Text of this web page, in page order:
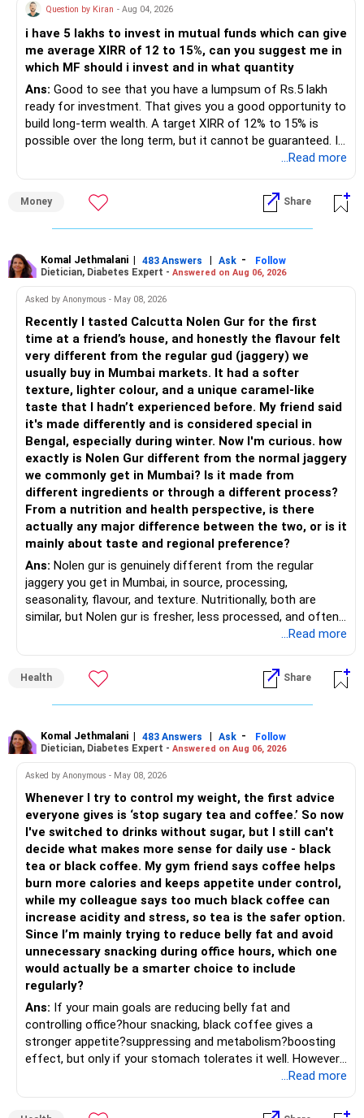
– Shares worth Rs.20 lakhs can create wealth if the
portfolio quality is good.
– Government bonds of Rs.60 lakhs give stability and
regular income.
– No debt is a big positive.
– Monthly expenses of around Rs.25,000 are well under
– Overall, your financial position looks healthy.
– Continue investing through SIPs every month.
– Add exposure to Large & Mid Cap Funds.
– Keep a meaningful allocation to Mid Cap Funds.
– Add a limited allocation to Small Cap Funds for long-term
wealth creation.
– Avoid putting too much into one category.
– Invest consistently in all market conditions.
– Increase SIP amount every year with salary hikes.
» Asset Allocation Review
– Your government bond allocation is relatively high.
– This gives good safety but may reduce long-term wealth
– Future surplus can be directed more towards equity
mutual funds.
– Avoid making sudden changes to existing investments.
– Shift gradually based on your comfort level.
» Share Portfolio Review
– Review every stock once a year.
– Remove weak businesses if required.
– Avoid holding too many stocks.
– Focus on quality over quantity.
– If managing stocks becomes difficult, future
investments can be routed through mutual funds.
» Emergency Planning
– Keep around 6 to 12 months of expenses in liquid
– Keep this amount separate from long-term investments.
Question by Kiran - Aug 04, 2026
i have 5 lakhs to invest in mutual funds which can give
me average XIRR of 12 to 15%, can you suggest me in
which MF should i invest and in what quantity
Ans: Good to see that you have a lumpsum of Rs.5 lakh
ready for investment. That gives you a good opportunity to
build long-term wealth. A target XIRR of 12% to 15% is
possible over the long term, but it cannot be guaranteed. It
depends on market conditions, investment period and
» My Assessment
equity mutual fund portfolio is a suitable choice.
– Avoid putting the entire amount into one fund category.
– A diversified portfolio helps reduce risk and improves
consistency.
» Suggested Allocation
– Flexi Cap Fund – 35% (Rs.1.75 lakh)
Invests across large, mid and small companies.
Provides flexibility as market conditions change.
– Large & Mid Cap Fund – 25% (Rs.1.25 lakh)
Gives stability from large companies.
Adds growth through quality mid-cap stocks.
– Mid Cap Fund – 20% (Rs.1.00 lakh)
Good wealth creation potential.
– Small Cap Fund – 10% (Rs.50,000)
Higher risk but higher return potential.
– Multi Asset Fund – 10% (Rs.50,000)
Helps reduce overall portfolio volatility.
» Should You Invest All At Once?
– If the money is already available and your horizon is long,
investing in a staggered manner over 3 to 6 months can
reduce timing risk.
– Keep the uninvested amount in a liquid mutual fund until
deployment.
» Return Expectations
– A well-managed diversified portfolio has the potential to
generate around 12% to 15% XIRR over a long period.
– Some years may even give negative returns. Patience is
...Read more
Money Share
Komal Jethmalani | 483 Answers | Ask -
Follow
Dietician, Diabetes Expert - Answered on Aug 06, 2026
Asked by Anonymous - May 08, 2026
Recently I tasted Calcutta Nolen Gur for the first
time at a friend’s house, and honestly the flavour felt
very different from the regular gud (jaggery) we
usually buy in Mumbai markets. It had a softer
texture, lighter colour, and a unique caramel-like
taste that I hadn’t experienced before. My friend said
it's made differently and is considered special in
Bengal, especially during winter. Now I'm curious. how
exactly is Nolen Gur different from the normal jaggery
we commonly get in Mumbai? Is it made from
different ingredients or through a different process?
From a nutrition and health perspective, is there
actually any major difference between the two, or is it
mainly about taste and regional preference?
Ans: Nolen gur is genuinely different from the regular
jaggery you get in Mumbai, in source, processing,
seasonality, flavour, and texture. Nutritionally, both are
similar, but Nolen gur is fresher, less processed, and often
lower in mineral impurities, which gives it that clean,
palm sap vs sugarcane in normal jaggery. Nutritionally, both
are similar. Nolen gur is not a “healthier” sweetener. It is
simply fresher, more artisanal and more flavourful
seasonal , handcrafted and made from date palm sap (rare
outside Bengal)
...Read more
Health Share
Komal Jethmalani | 483 Answers | Ask -
Follow
Dietician, Diabetes Expert - Answered on Aug 06, 2026
Asked by Anonymous - May 08, 2026
Whenever I try to control my weight, the first advice
everyone gives is ‘stop sugary tea and coffee.’ So now
I've switched to drinks without sugar, but I still can't
decide what makes more sense for daily use - black
tea or black coffee. My gym friend says coffee helps
burn more calories and keeps appetite under control,
while my colleague says too much black coffee can
increase acidity and stress, so tea is the safer option.
Since I’m mainly trying to reduce belly fat and avoid
unnecessary snacking during office hours, which one
would actually be a smarter choice to include
regularly?
Ans: If your main goals are reducing belly fat and
controlling office?hour snacking, black coffee gives a
stronger appetite?suppressing and metabolism?boosting
effect, but only if your stomach tolerates it well. However,
if you struggle with acidity, stress, or jitteriness, black tea
to consistent calorie control, protein?rich meals, fiber?rich
...Read more